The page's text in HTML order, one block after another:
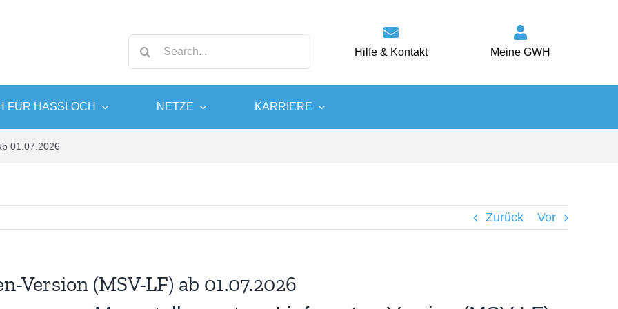
nach:
Hilfe & Kontakt Meine GWH
Privat
Profi
Abwasserwerk
App
Antworten
FÜR HASSLOCH NETZE KARRIERE
01.07.2026
Zurück Vor
Version (MSV-LF) ab 01.07.2026